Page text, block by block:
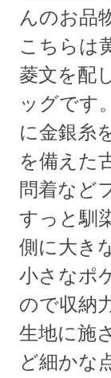
んのお品
こちらは
菱文を配
ッグです
に金銀糸
を備えた
問着など
すっと馴
側に大き
小さなポ
ので収納
生地に施
ど細かな